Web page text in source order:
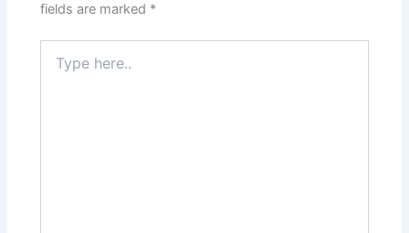
fields are marked *
here..